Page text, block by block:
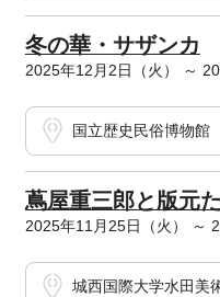
冬の華・サザンカ
2025年12月2日（火） ～
国立歴史民俗博物館
蔦屋重三郎と版元
2025年11月25日（火） ～
城西国際大学水田美